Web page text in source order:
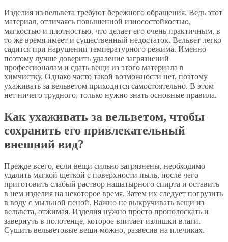
Изделия из вельвета требуют бережного обращения. Ведь этот
материал, отличаясь повышенной износостойкостью,
мягкостью и плотностью, что делает его очень практичным, в
то же время имеет и существенный недостаток. Вельвет легко
садится при нарушении температурного режима. Именно
поэтому лучше доверить удаление загрязнений
профессионалам и сдать вещи из этого материала в
химчистку. Однако часто такой возможности нет, поэтому
ухаживать за вельветом приходится самостоятельно. В этом
нет ничего трудного, только нужно знать основные правила.
Как ухаживать за вельветом, чтобы
сохранить его привлекательный
внешний вид?
Прежде всего, если вещи сильно загрязнены, необходимо
удалить мягкой щеткой с поверхности пыль, после чего
приготовить слабый раствор нашатырного спирта и оставить
в нем изделия на некоторое время. Затем их следует погрузить
в воду с мыльной пеной. Важно не выкручивать вещи из
вельвета, отжимая. Изделия нужно просто прополоскать и
завернуть в полотенце, которое впитает излишки влаги.
Сушить вельветовые вещи можно, развесив на плечиках.